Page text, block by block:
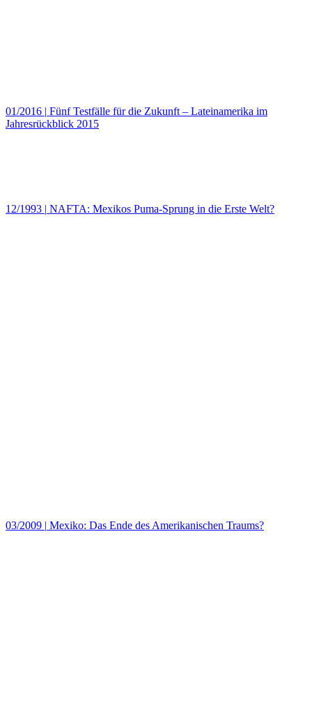
01/2016 | Fünf Testfälle für die Zukunft – Lateinamerika im
Jahresrückblick 2015
12/1993 | NAFTA: Mexikos Puma-Sprung in die Erste Welt?
03/2009 | Mexiko: Das Ende des Amerikanischen Traums?